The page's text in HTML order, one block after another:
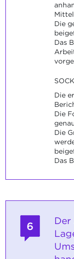
Die
Das
Die
Die
Die
Das
6